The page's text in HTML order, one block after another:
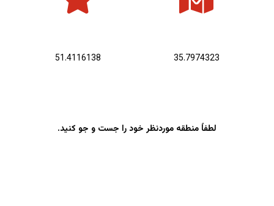
35.7974323
51.4116138
لطفاً منطقه موردنظر خود را جست و جو کنید.